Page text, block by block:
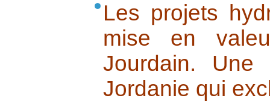
Les projets
mise en
Jourdain. Une
Jordanie qui